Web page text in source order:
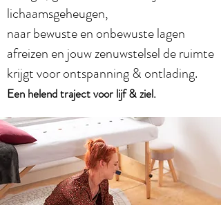
lichaamsgeheugen,
naar bewuste en onbewuste lagen
afreizen en jouw zenuwstelsel de ruimte
krijgt voor ontspanning & ontlading.
Een helend traject voor lijf & ziel.